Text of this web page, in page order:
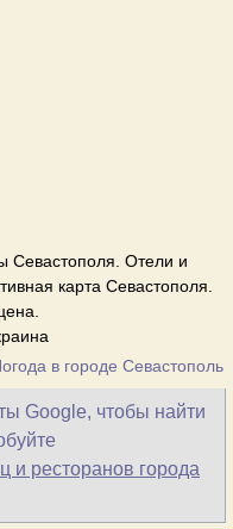
Севастополя. Отели и
карта Севастополя.
в городе Севастополь
Google, чтобы найти
и ресторанов города